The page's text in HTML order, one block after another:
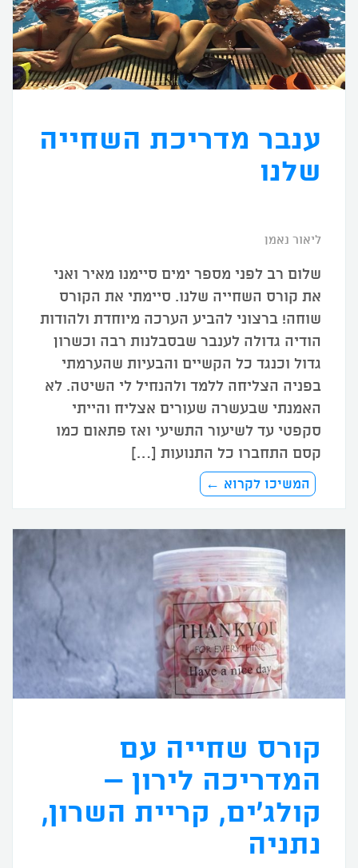
ענבר מדריכת השחייה
שלנו
ליאור נאמן
שלום רב לפני מספר ימים סיימנו מאיר ואני
את קורס השחייה שלנו. סיימתי את הקורס
שוחה! ברצוני להביע הערכה מיוחדת ולהודות
הודיה גדולה לענבר שבסבלנות רבה וכשרון
גדול וכנגד כל הקשיים והבעיות שהערמתי
בפניה הצליחה ללמד ולהנחיל לי השיטה. לא
האמנתי שבעשרה שעורים אצליח והייתי
סקפטי עד לשיעור התשיעי ואז פתאום כמו
קסם התחברו כל התנועות […]
המשיכו לקרוא ←
קורס שחייה עם
המדריכה לירון –
קולג'ים, קריית השרון,
נתניה